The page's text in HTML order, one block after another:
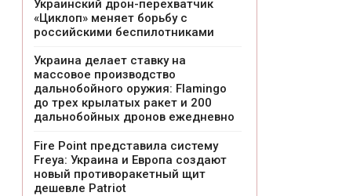
Украинский дрон-перехватчик
«Циклоп» меняет борьбу с
российскими беспилотниками
Украина делает ставку на
массовое производство
дальнобойного оружия: Flamingo
до трех крылатых ракет и 200
дальнобойных дронов ежедневно
Fire Point представила систему
Freya: Украина и Европа создают
новый противоракетный щит
дешевле Patriot